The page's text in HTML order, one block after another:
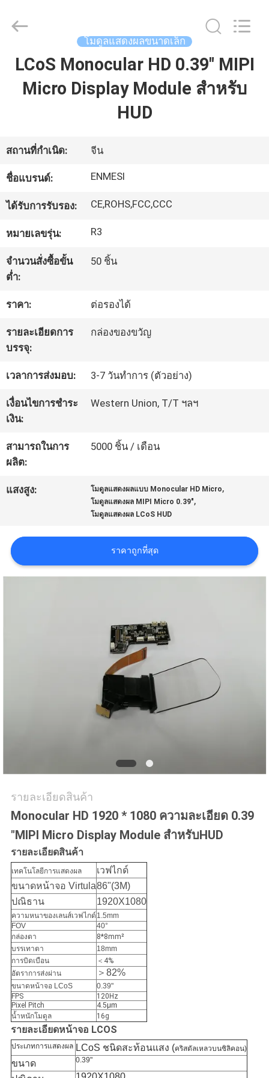
บ้าน
เกี่ยว
กับ
เรา
ทัวร์
ควบคุม
คุณภาพ
ข่าว
กรณี
ขอ
เสนอ
ราคา
เป็น
ส่วน
ตัว
Intelligence
Technology
Reserved.
โมดูลแสดงผลขนาดเล็ก
LCoS Monocular HD 0.39" MIPI
Micro Display Module สำหรับ
HUD
สถานที่กำเนิด: จีน
ชื่อแบรนด์: ENMESI
ได้รับการรับรอง: CE,ROHS,FCC,CCC
หมายเลขรุ่น: R3
จำนวนสั่งซื้อขั้น
ต่ำ:
50 ชิ้น
ราคา: ต่อรองได้
รายละเอียดการ
บรรจุ:
กล่องของขวัญ
เวลาการส่งมอบ: 3-7 วันทำการ (ตัวอย่าง)
เงื่อนไขการชำระ
เงิน:
Western Union, T/T ฯลฯ
สามารถในการ
ผลิต:
5000 ชิ้น / เดือน
แสงสูง: โมดูลแสดงผลแบบ Monocular HD Micro,
โมดูลแสดงผล MIPI Micro 0.39",
โมดูลแสดงผล LCoS HUD
ราคาถูกที่สุด
รายละเอียดสินค้า
Monocular HD 1920 * 1080 ความละเอียด 0.39
"MIPI Micro Display Module สำหรับHUD
รายละเอียดสินค้า
เทคโนโลยีการแสดงผล
เวฟไกด์
ขนาดหน้าจอ Virtula86"(3M)
ปณิธาน
1920X1080
ความหนาของเลนส์เวฟไกด์ 1.5mm
FOV
40°
กล่องตา
8*8mm²
บรรเทาตา
18mm
การบิดเบือน
＜4%
อัตราการส่งผ่าน
＞82%
ขนาดหน้าจอ LCoS
0.39"
FPS
120Hz
Pixel Pitch
4.5μm
น้ำหนักโมดูล
16g
รายละเอียดหน้าจอ LCOS
ประเภทการแสดงผล LCoS ชนิดสะท้อนแสง (คริสตัลเหลวบนซิลิคอน)
ขนาด 0.39"